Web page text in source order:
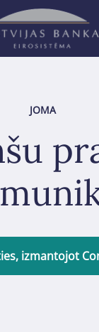
JOMA
izmantojot